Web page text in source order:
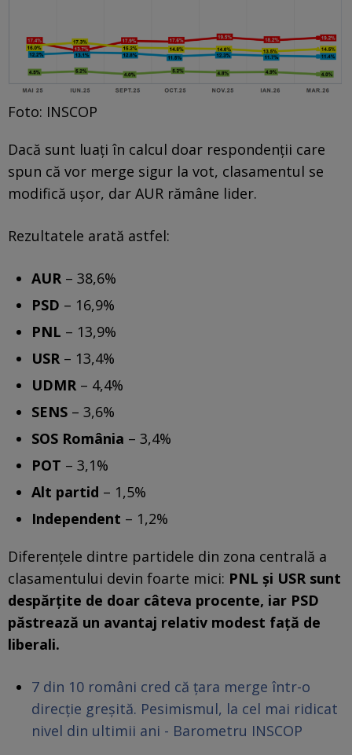
Foto: INSCOP
Dacă sunt luați în calcul doar respondenții care
spun că vor merge sigur la vot, clasamentul se
modifică ușor, dar AUR rămâne lider.
Rezultatele arată astfel:
AUR – 38,6%
PSD – 16,9%
PNL – 13,9%
USR – 13,4%
UDMR – 4,4%
SENS – 3,6%
SOS România – 3,4%
POT – 3,1%
Alt partid – 1,5%
Independent – 1,2%
Diferențele dintre partidele din zona centrală a
clasamentului devin foarte mici: PNL și USR sunt
despărțite de doar câteva procente, iar PSD
păstrează un avantaj relativ modest față de
liberali.
7 din 10 români cred că țara merge într-o
direcție greșită. Pesimismul, la cel mai ridicat
nivel din ultimii ani - Barometru INSCOP